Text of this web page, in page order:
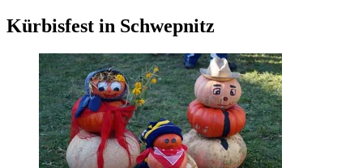
Kürbisfest in Schwepnitz